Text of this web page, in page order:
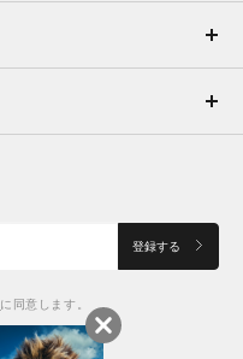
登録する
に同意します。